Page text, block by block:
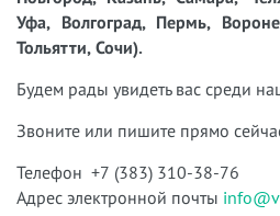
Уфа, Волгоград, Пермь,
Тольятти, Сочи).
Будем рады увидеть вас среди
Звоните или пишите прямо
Телефон +7 (383) 310-38-76
Адрес электронной почты